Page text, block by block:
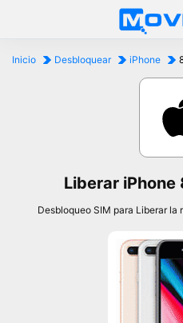
Inicio Desbloquear iPhone
Liberar iPhone
Desbloqueo SIM para Liberar